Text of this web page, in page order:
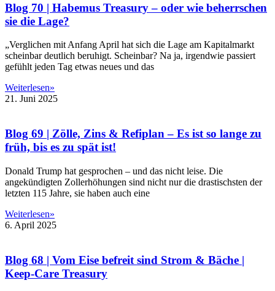
Blog 70 | Habemus Treasury – oder wie beherrschen
sie die Lage?
„Verglichen mit Anfang April hat sich die Lage am Kapitalmarkt
scheinbar deutlich beruhigt. Scheinbar? Na ja, irgendwie passiert
gefühlt jeden Tag etwas neues und das
Weiterlesen»
21. Juni 2025
Blog 69 | Zölle, Zins & Refiplan – Es ist so lange zu
früh, bis es zu spät ist!
Donald Trump hat gesprochen – und das nicht leise. Die
angekündigten Zollerhöhungen sind nicht nur die drastischsten der
letzten 115 Jahre, sie haben auch eine
Weiterlesen»
6. April 2025
Blog 68 | Vom Eise befreit sind Strom & Bäche |
Keep-Care Treasury